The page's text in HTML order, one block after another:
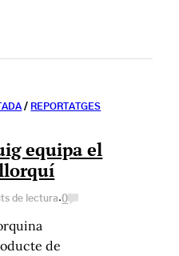
/ REPORTATGES
equipa el
de lectura·0
de